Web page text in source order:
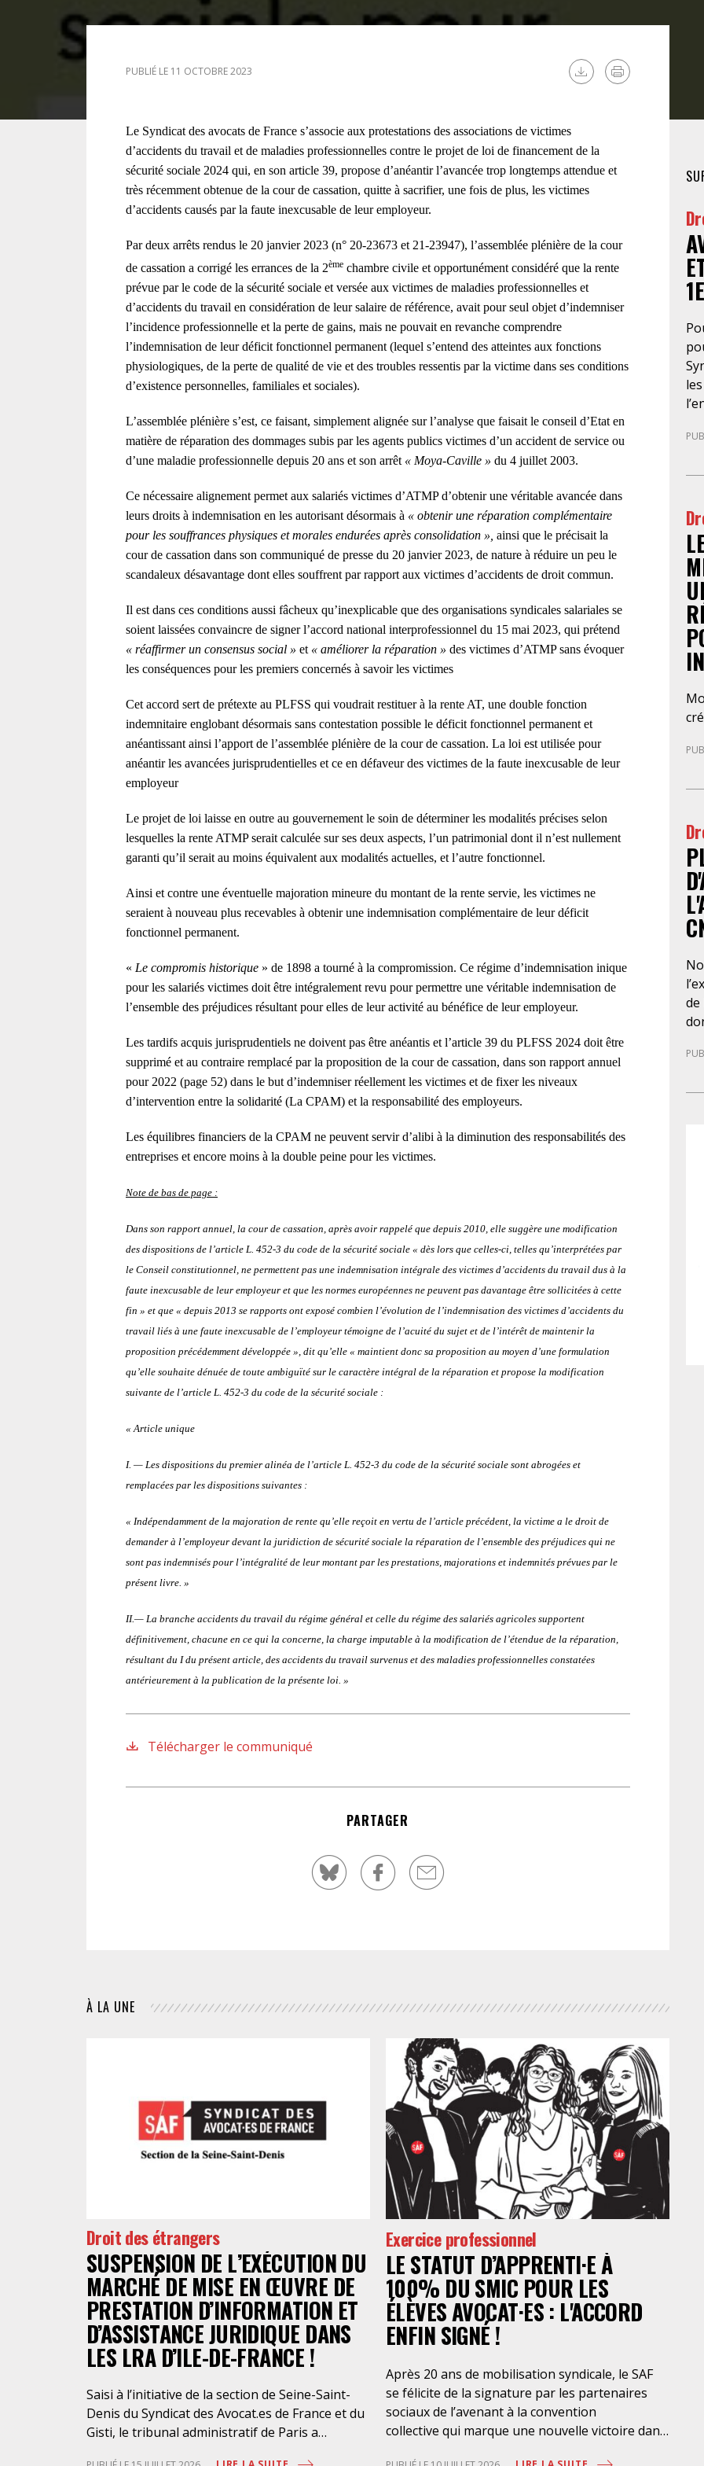
DROIT DES MINEURS
DROIT INTERNATIONAL
PUBLIÉ LE 11 OCTOBRE 2023
Le Syndicat des avocats de France s’associe aux protestations des associations de victimes
d’accidents du travail et de maladies professionnelles contre le projet de loi de financement de la
sécurité sociale 2024 qui, en son article 39, propose d’anéantir l’avancée trop longtemps attendue et
très récemment obtenue de la cour de cassation, quitte à sacrifier, une fois de plus, les victimes
d’accidents causés par la faute inexcusable de leur employeur.
Par deux arrêts rendus le 20 janvier 2023 (n° 20-23673 et 21-23947), l’assemblée plénière de la cour
de cassation a corrigé les errances de la 2ème chambre civile et opportunément considéré que la rente
prévue par le code de la sécurité sociale et versée aux victimes de maladies professionnelles et
d’accidents du travail en considération de leur salaire de référence, avait pour seul objet d’indemniser
l’incidence professionnelle et la perte de gains, mais ne pouvait en revanche comprendre
l’indemnisation de leur déficit fonctionnel permanent (lequel s’entend des atteintes aux fonctions
physiologiques, de la perte de qualité de vie et des troubles ressentis par la victime dans ses conditions
d’existence personnelles, familiales et sociales).
L’assemblée plénière s’est, ce faisant, simplement alignée sur l’analyse que faisait le conseil d’Etat en
matière de réparation des dommages subis par les agents publics victimes d’un accident de service ou
d’une maladie professionnelle depuis 20 ans et son arrêt « Moya-Caville » du 4 juillet 2003.
Ce nécessaire alignement permet aux salariés victimes d’ATMP d’obtenir une véritable avancée dans
leurs droits à indemnisation en les autorisant désormais à « obtenir une réparation complémentaire
pour les souffrances physiques et morales endurées après consolidation », ainsi que le précisait la
cour de cassation dans son communiqué de presse du 20 janvier 2023, de nature à réduire un peu le
scandaleux désavantage dont elles souffrent par rapport aux victimes d’accidents de droit commun.
Il est dans ces conditions aussi fâcheux qu’inexplicable que des organisations syndicales salariales se
soient laissées convaincre de signer l’accord national interprofessionnel du 15 mai 2023, qui prétend
« réaffirmer un consensus social » et « améliorer la réparation » des victimes d’ATMP sans évoquer
les conséquences pour les premiers concernés à savoir les victimes
Cet accord sert de prétexte au PLFSS qui voudrait restituer à la rente AT, une double fonction
indemnitaire englobant désormais sans contestation possible le déficit fonctionnel permanent et
anéantissant ainsi l’apport de l’assemblée plénière de la cour de cassation. La loi est utilisée pour
anéantir les avancées jurisprudentielles et ce en défaveur des victimes de la faute inexcusable de leur
employeur
Le projet de loi laisse en outre au gouvernement le soin de déterminer les modalités précises selon
lesquelles la rente ATMP serait calculée sur ses deux aspects, l’un patrimonial dont il n’est nullement
garanti qu’il serait au moins équivalent aux modalités actuelles, et l’autre fonctionnel.
Ainsi et contre une éventuelle majoration mineure du montant de la rente servie, les victimes ne
seraient à nouveau plus recevables à obtenir une indemnisation complémentaire de leur déficit
fonctionnel permanent.
« Le compromis historique » de 1898 a tourné à la compromission. Ce régime d’indemnisation inique
pour les salariés victimes doit être intégralement revu pour permettre une véritable indemnisation de
l’ensemble des préjudices résultant pour elles de leur activité au bénéfice de leur employeur.
Les tardifs acquis jurisprudentiels ne doivent pas être anéantis et l’article 39 du PLFSS 2024 doit être
supprimé et au contraire remplacé par la proposition de la cour de cassation, dans son rapport annuel
pour 2022 (page 52) dans le but d’indemniser réellement les victimes et de fixer les niveaux
d’intervention entre la solidarité (La CPAM) et la responsabilité des employeurs.
Les équilibres financiers de la CPAM ne peuvent servir d’alibi à la diminution des responsabilités des
entreprises et encore moins à la double peine pour les victimes.
Note de bas de page :
Dans son rapport annuel, la cour de cassation, après avoir rappelé que depuis 2010, elle suggère une modification
des dispositions de l’article L. 452-3 du code de la sécurité sociale « dès lors que celles-ci, telles qu’interprétées par
le Conseil constitutionnel, ne permettent pas une indemnisation intégrale des victimes d’accidents du travail dus à la
faute inexcusable de leur employeur et que les normes européennes ne peuvent pas davantage être sollicitées à cette
fin » et que « depuis 2013 se rapports ont exposé combien l’évolution de l’indemnisation des victimes d’accidents du
travail liés à une faute inexcusable de l’employeur témoigne de l’acuité du sujet et de l’intérêt de maintenir la
proposition précédemment développée », dit qu’elle « maintient donc sa proposition au moyen d’une formulation
qu’elle souhaite dénuée de toute ambiguïté sur le caractère intégral de la réparation et propose la modification
suivante de l’article L. 452-3 du code de la sécurité sociale :
« Article unique
I. — Les dispositions du premier alinéa de l’article L. 452-3 du code de la sécurité sociale sont abrogées et
remplacées par les dispositions suivantes :
« Indépendamment de la majoration de rente qu’elle reçoit en vertu de l’article précédent, la victime a le droit de
demander à l’employeur devant la juridiction de sécurité sociale la réparation de l’ensemble des préjudices qui ne
sont pas indemnisés pour l’intégralité de leur montant par les prestations, majorations et indemnités prévues par le
présent livre. »
II.— La branche accidents du travail du régime général et celle du régime des salariés agricoles supportent
définitivement, chacune en ce qui la concerne, la charge imputable à la modification de l’étendue de la réparation,
résultant du I du présent article, des accidents du travail survenus et des maladies professionnelles constatées
antérieurement à la publication de la présente loi. »
Télécharger le communiqué
PARTAGER
À LA UNE
Droit des étrangers
SUSPENSION DE L’EXÉCUTION DU
MARCHÉ DE MISE EN ŒUVRE DE
PRESTATION D’INFORMATION ET
D’ASSISTANCE JURIDIQUE DANS
LES LRA D’ILE-DE-FRANCE !
Saisi à l’initiative de la section de Seine-Saint-
Denis du Syndicat des Avocat.es de France et du
Gisti, le tribunal administratif de Paris a
Exercice professionnel
LE STATUT D’APPRENTI·E À
100% DU SMIC POUR LES
ÉLÈVES AVOCAT·ES : L'ACCORD
ENFIN SIGNÉ !
Après 20 ans de mobilisation syndicale, le SAF
se félicite de la signature par les partenaires
sociaux de l’avenant à la convention
collective qui marque une nouvelle victoire dans
et
et
de